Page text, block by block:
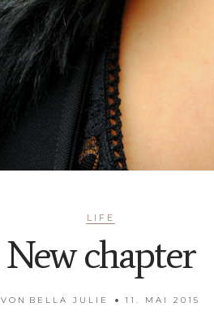
LIFE
New chapter
VON BELLA JULIE 11. MAI 2015